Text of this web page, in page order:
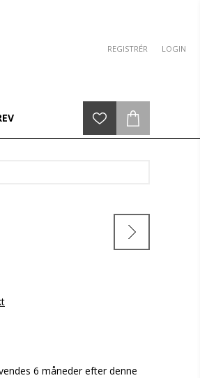
REGISTRÉR LOGIN
6 måneder efter denne